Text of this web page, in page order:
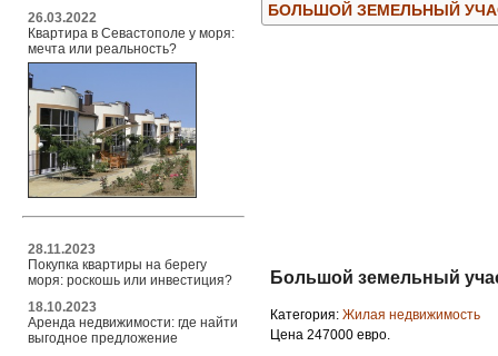
26.03.2022
Квартира в Севастополе у моря:
мечта или реальность?
28.11.2023
Покупка квартиры на берегу
моря: роскошь или инвестиция?
18.10.2023
Аренда недвижимости: где найти
выгодное предложение
БОЛЬШОЙ ЗЕМЕЛЬНЫЙ
Большой земельный
Категория: Жилая недвижимость
Цена 247000 евро.